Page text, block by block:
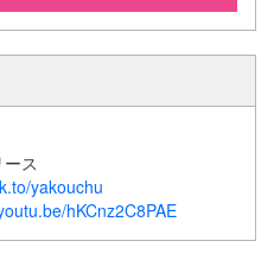
ス
yakouchu
hKCnz2C8PAE